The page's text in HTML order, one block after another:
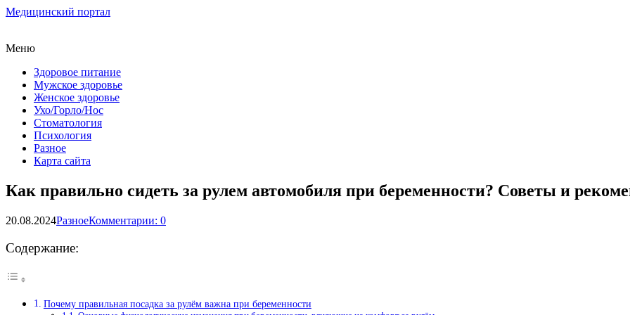
Медицинский портал
Меню
Здоровое питание
Мужское здоровье
Женское здоровье
Ухо/Горло/Нос
Стоматология
Психология
Разное
Карта сайта
Как правильно сидеть за рулем автомобиля при беременности? Советы и
20.08.2024РазноеКомментарии: 0
Содержание:
Почему правильная посадка за рулём важна при беременности